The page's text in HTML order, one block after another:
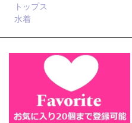
トップス
水着